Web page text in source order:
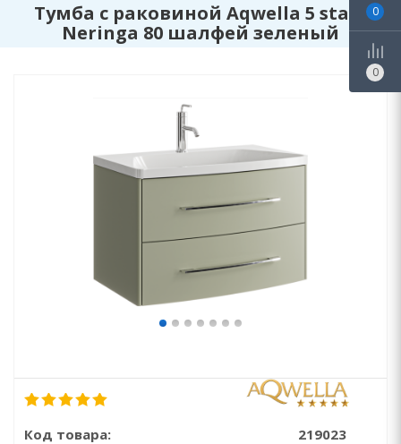
Тумба с раковиной Aqwella 5 stars
Neringa 80 шалфей зеленый
Код товара: 219023
0
0